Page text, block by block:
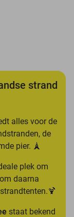
strand
alles voor de
de
pier. 🗼
plek om
daarna
staat bekend